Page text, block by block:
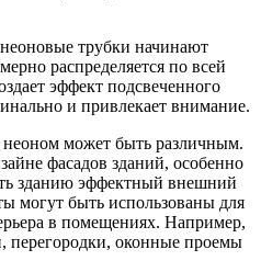
трубки начинают
распределяется по всей
эффект подсвеченного
и привлекает внимание.
может быть различным.
фасадов зданий, особенно
зданию эффектный внешний
могут быть использованы для
в помещениях. Например,
перегородки, оконные проемы